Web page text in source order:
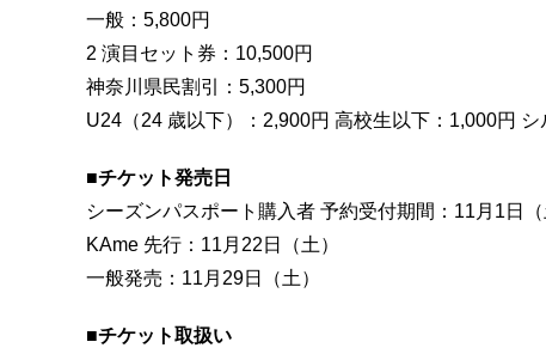
一般：5,800円
2 演目セット券：10,500円
神奈川県民割引：5,300円
U24（24 歳以下）：2,900円 高校生以下：1,000円
■チケット発売日
シーズンパスポート購入者 予約受付期間：11月1日（
KAme 先行：11月22日（土）
一般発売：11月29日（土）
■チケット取扱い